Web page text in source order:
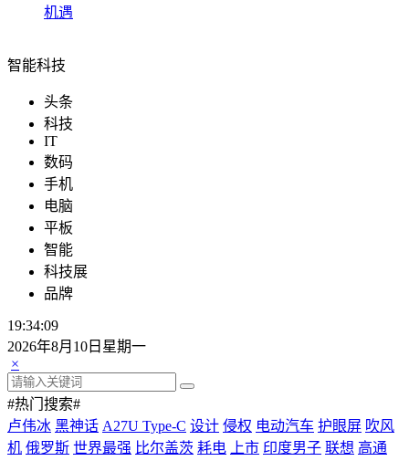
机遇
智能科技
头条
科技
IT
数码
手机
电脑
平板
智能
科技展
品牌
19:34:10
2026年8月10日星期一
×
#热门搜索#
卢伟冰 黑神话 A27U Type-C 设计 侵权 电动汽车 护眼屏 吹风
机 俄罗斯 世界最强 比尔盖茨 耗电 上市 印度男子 联想 高通